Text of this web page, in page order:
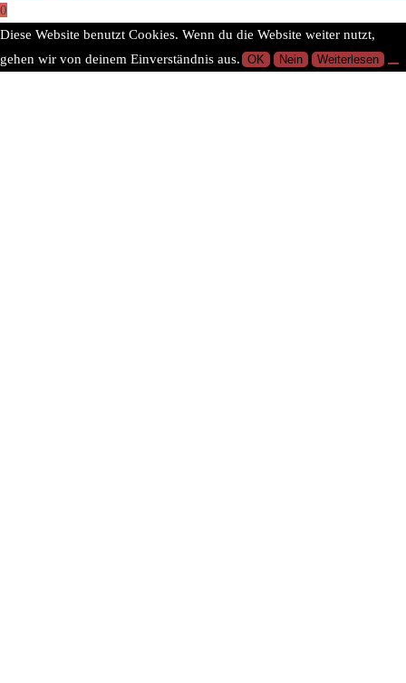
0
Diese Website benutzt Cookies. Wenn du die Website weiter nutzt,
gehen wir von deinem Einverständnis aus. OK Nein Weiterlesen